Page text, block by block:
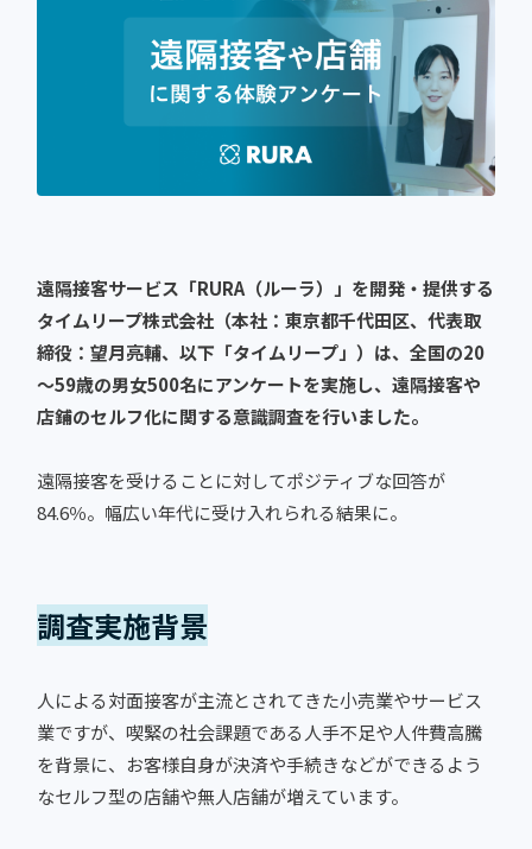
遠隔接客サービス「RURA（ルーラ）」を開発・提供する
タイムリープ株式会社（本社：東京都千代田区、代表取
締役：望月亮輔、以下「タイムリープ」）は、全国の20
～59歳の男女500名にアンケートを実施し、遠隔接客や
店鋪のセルフ化に関する意識調査を行いました。
遠隔接客を受けることに対してポジティブな回答が
84.6％。幅広い年代に受け入れられる結果に。
調査実施背景
人による対面接客が主流とされてきた小売業やサービス
業ですが、喫緊の社会課題である人手不足や人件費高騰
を背景に、お客様自身が決済や手続きなどができるよう
なセルフ型の店舗や無人店舗が増えています。